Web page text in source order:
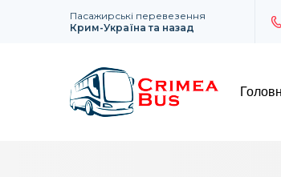
Пасажирські перевезення
Крим-Україна та назад